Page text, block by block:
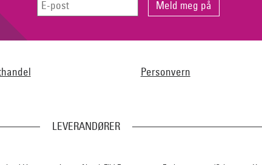
Personvern
LEVERANDØRER